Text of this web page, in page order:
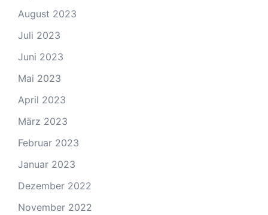
August 2023
Juli 2023
Juni 2023
Mai 2023
April 2023
März 2023
Februar 2023
Januar 2023
Dezember 2022
November 2022